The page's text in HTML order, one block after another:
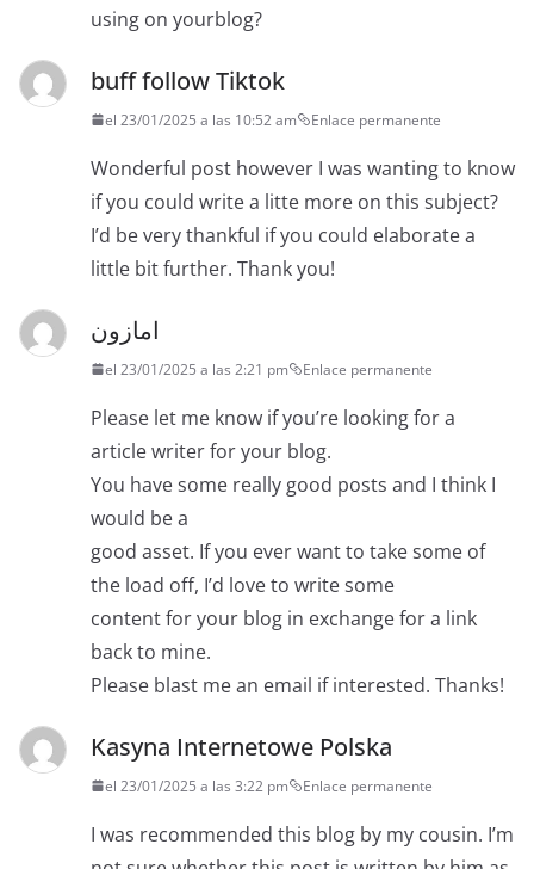
using on yourblog?
buff follow Tiktok
el 23/01/2025 a las 10:52 am Enlace permanente
Wonderful post however I was wanting to know
if you could write a litte more on this subject?
I’d be very thankful if you could elaborate a
little bit further. Thank you!
امازون
el 23/01/2025 a las 2:21 pm Enlace permanente
Please let me know if you’re looking for a
article writer for your blog.
You have some really good posts and I think I
would be a
good asset. If you ever want to take some of
the load off, I’d love to write some
content for your blog in exchange for a link
back to mine.
Please blast me an email if interested. Thanks!
Kasyna Internetowe Polska
el 23/01/2025 a las 3:22 pm Enlace permanente
I was recommended this blog by my cousin. I’m